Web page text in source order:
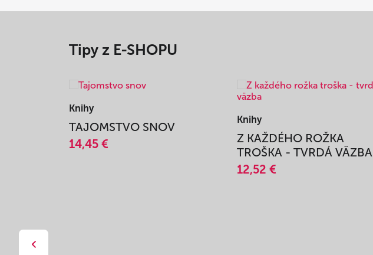
Tipy z E-SHOPU
Knihy
TAJOMSTVO SNOV
14,45 €
Knihy
Z KAŽDÉHO ROŽKA
TROŠKA - TVRDÁ VÄZBA
12,52 €